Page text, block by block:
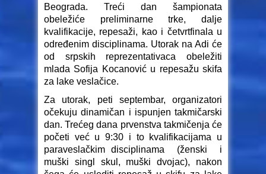
Beograda. Treći dan šampionata
obeležiće preliminarne trke, dalje
kvalifikacije, repesaži, kao i četvrtfinala u
određenim disciplinama. Utorak na Adi će
od srpskih reprezentativaca obeležiti
mlada Sofija Kocanović u repesažu skifa
za lake veslačice.
Za utorak, peti septembar, organizatori
očekuju dinamičan i ispunjen takmičarski
dan. Trećeg dana prvenstva takmičenja će
početi već u 9:30 i to kvalifikacijama u
paraveslačkim disciplinama (ženski i
muški singl skul, muški dvojac), nakon